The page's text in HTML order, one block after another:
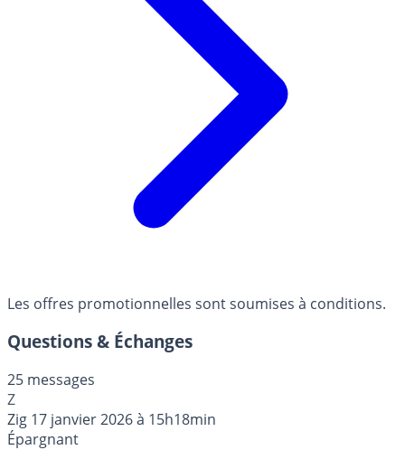
Les offres promotionnelles sont soumises à conditions.
Questions & Échanges
25 messages
Z
Zig 17 janvier 2026 à 15h18min
Épargnant